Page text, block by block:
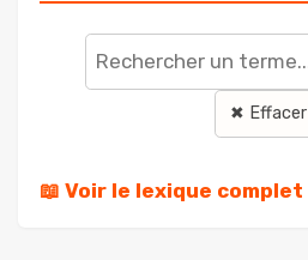
terme
✖ Effacer
📖 Voir le lexique complet